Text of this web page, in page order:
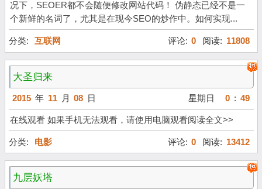
况下，SEOER都不会随便修改网站代码！ 伪静态已经不是一
个新鲜的名词了，尤其是在现今SEO的炒作中。如何实现...
分类: 互联网 评论: 0 阅读: 11808
大圣归来
2015 年 11 月 08 日 星期日 0 : 49
在线观看 如果手机无法观看，请使用电脑观看阅读全文>>
分类: 电影 评论: 0 阅读: 13412
九层妖塔